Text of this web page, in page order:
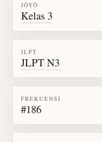
JŌYŌ
Kelas 3
JLPT
JLPT N3
FREKUENSI
#186